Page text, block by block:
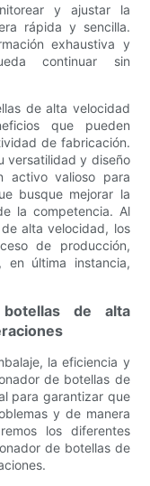
y ajustar la
rápida y sencilla.
exhaustiva y
continuar sin
de alta velocidad
que pueden
de fabricación.
versatilidad y diseño
activo valioso para
busque mejorar la
la competencia. Al
alta velocidad, los
de producción,
última instancia,
de alta
la eficiencia y
de botellas de
para garantizar que
y de manera
los diferentes
de botellas de